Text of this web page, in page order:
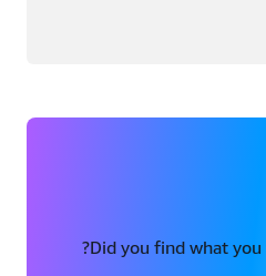
Did you find what